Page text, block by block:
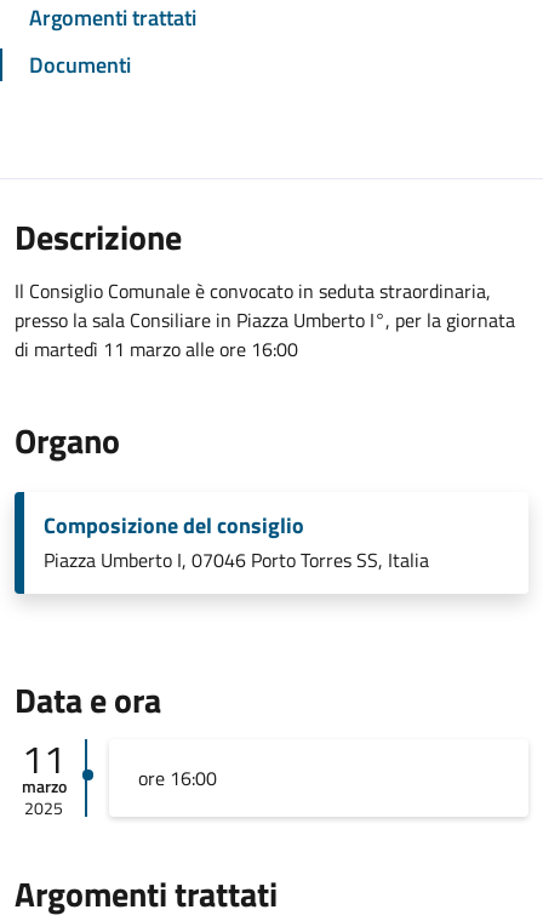
Argomenti trattati
Documenti
Descrizione
Il Consiglio Comunale è convocato in seduta straordinaria,
presso la sala Consiliare in Piazza Umberto I°, per la giornata
di martedì 11 marzo alle ore 16:00
Organo
Composizione del consiglio
Piazza Umberto I, 07046 Porto Torres SS, Italia
Data e ora
11
marzo
2025
ore 16:00
Argomenti trattati